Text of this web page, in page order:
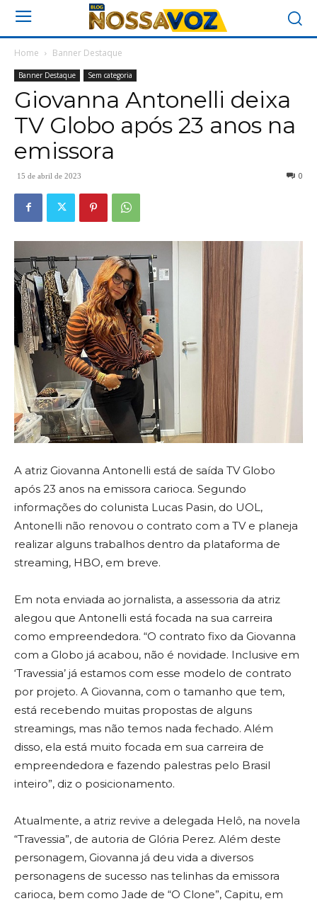
Home Banner Destaque
Banner Destaque Sem categoria
Giovanna Antonelli deixa
TV Globo após 23 anos na
emissora
15 de abril de 2023 0
A atriz Giovanna Antonelli está de saída TV Globo
após 23 anos na emissora carioca. Segundo
informações do colunista Lucas Pasin, do UOL,
Antonelli não renovou o contrato com a TV e planeja
realizar alguns trabalhos dentro da plataforma de
streaming, HBO, em breve.
Em nota enviada ao jornalista, a assessoria da atriz
alegou que Antonelli está focada na sua carreira
como empreendedora. “O contrato fixo da Giovanna
com a Globo já acabou, não é novidade. Inclusive em
‘Travessia’ já estamos com esse modelo de contrato
por projeto. A Giovanna, com o tamanho que tem,
está recebendo muitas propostas de alguns
streamings, mas não temos nada fechado. Além
disso, ela está muito focada em sua carreira de
empreendedora e fazendo palestras pelo Brasil
inteiro”, diz o posicionamento.
Atualmente, a atriz revive a delegada Helô, na novela
“Travessia”, de autoria de Glória Perez. Além deste
personagem, Giovanna já deu vida a diversos
personagens de sucesso nas telinhas da emissora
carioca, bem como Jade de “O Clone”, Capitu, em